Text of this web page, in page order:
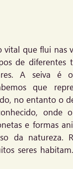
que flui nas
de diferentes
A seiva é
que
no entanto o
onde
e formas
da natureza.
seres